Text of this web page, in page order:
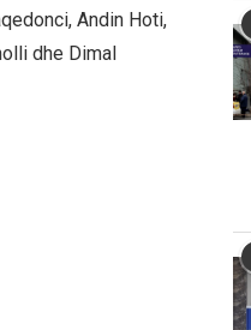
Andin Hoti,
dhe Dimal